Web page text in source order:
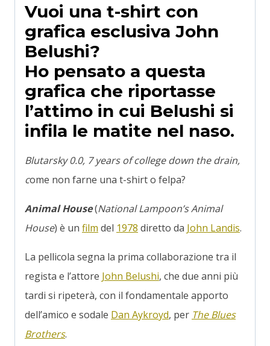
Vuoi una t-shirt con
grafica esclusiva John
Belushi?
Ho pensato a questa
grafica che riportasse
l’attimo in cui Belushi si
infila le matite nel naso.
Blutarsky 0.0, 7 years of college down the drain,
come non farne una t-shirt o felpa?
Animal House(National Lampoon’s Animal
House) è un film del 1978 diretto da John Landis.
La pellicola segna la prima collaborazione tra il
regista e l’attore John Belushi, che due anni più
tardi si ripeterà, con il fondamentale apporto
dell’amico e sodale Dan Aykroyd, per The Blues
Brothers.